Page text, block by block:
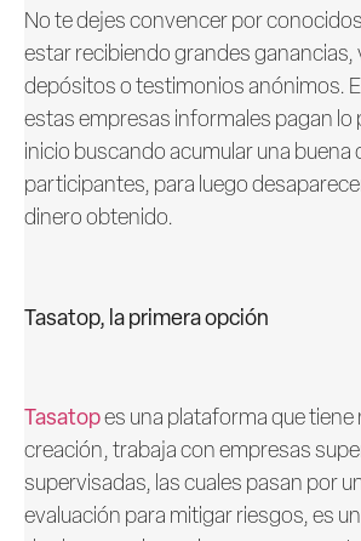
No te dejes convencer por
estar recibiendo grandes ganancias,
depósitos o testimonios anónimos.
estas empresas informales pagan lo
inicio buscando acumular una buena
participantes, para luego
dinero obtenido.
Tasatop, la primera opción
Tasatopes una plataforma que tiene
creación, trabaja con empresas
supervisadas, las cuales pasan por
evaluación para mitigar riesgos, es